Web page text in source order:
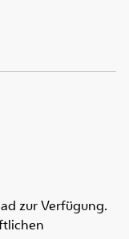
zur Verfügung.